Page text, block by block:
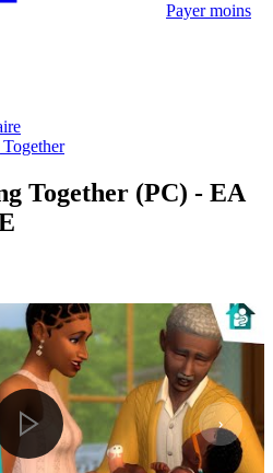
Payer moins
Together (PC) - EA